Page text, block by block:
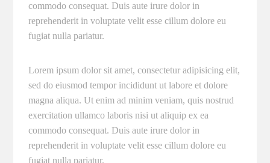
commodo consequat. Duis aute irure dolor in
reprehenderit in voluptate velit esse cillum dolore eu
fugiat nulla pariatur.
Lorem ipsum dolor sit amet, consectetur adipisicing elit,
sed do eiusmod tempor incididunt ut labore et dolore
magna aliqua. Ut enim ad minim veniam, quis nostrud
exercitation ullamco laboris nisi ut aliquip ex ea
commodo consequat. Duis aute irure dolor in
reprehenderit in voluptate velit esse cillum dolore eu
fugiat nulla pariatur.